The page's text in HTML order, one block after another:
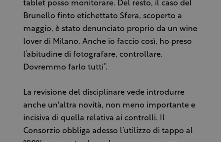
tablet posso monitorare. Del resto, il caso del
Brunello finto etichettato Sfera, scoperto a
maggio, è stato denunciato proprio da un wine
lover di Milano. Anche io faccio così, ho preso
l’abitudine di fotografare, controllare.
Dovremmo farlo tutti”.
La revisione del disciplinare vede introdurre
anche un'altra novità, non meno importante e
incisiva di quella relativa ai controlli. Il
Consorzio obbliga adesso l’utilizzo di tappo al